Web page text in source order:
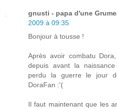
gnusti - papa d'une
2009 à 09:35
Bonjour à tousse !
Après avoir combatu
depuis avant la
perdu la guerre le jour
DoraFan :'(
Il faut maintenant que les